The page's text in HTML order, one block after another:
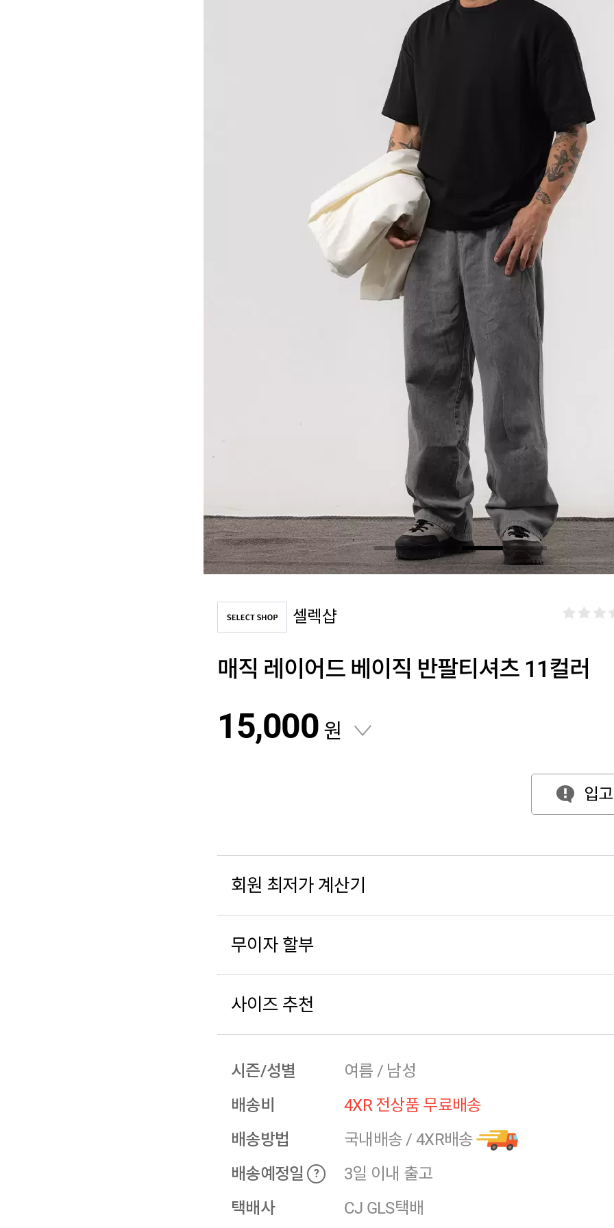
셀렉샵
매직 레이어드 베이직 반팔티셔츠 11컬러
15,000 원
입
회원 최저가 계산기
무이자 할부
사이즈 추천
시즌/성별
여름 / 남성
배송비
4XR 전상품 무료배송
배송방법
국내배송 / 4XR배송
배송예정일
?
3일 이내 출고
택배사
CJ GLS택배